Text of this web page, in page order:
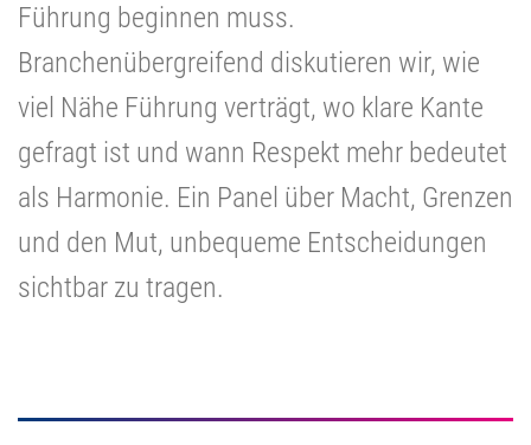
Führung beginnen muss.
Branchenübergreifend diskutieren wir, wie
viel Nähe Führung verträgt, wo klare Kante
gefragt ist und wann Respekt mehr bedeutet
als Harmonie. Ein Panel über Macht, Grenzen
und den Mut, unbequeme Entscheidungen
sichtbar zu tragen.